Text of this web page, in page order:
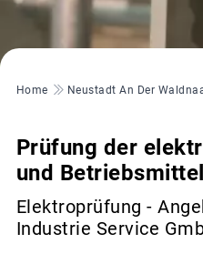
Pfadnavigation
Home Neustadt An Der
Prüfung der
und
Elektroprüfung -
Industrie Service